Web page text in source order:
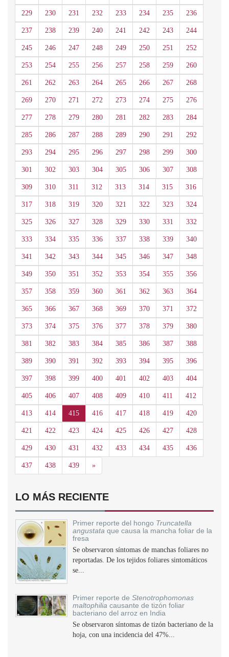
229 230 231 232 233 234 235 236
237 238 239 240 241 242 243 244
245 246 247 248 249 250 251 252
253 254 255 256 257 258 259 260
261 262 263 264 265 266 267 268
269 270 271 272 273 274 275 276
277 278 279 280 281 282 283 284
285 286 287 288 289 290 291 292
293 294 295 296 297 298 299 300
301 302 303 304 305 306 307 308
309 310 311 312 313 314 315 316
317 318 319 320 321 322 323 324
325 326 327 328 329 330 331 332
333 334 335 336 337 338 339 340
341 342 343 344 345 346 347 348
349 350 351 352 353 354 355 356
357 358 359 360 361 362 363 364
365 366 367 368 369 370 371 372
373 374 375 376 377 378 379 380
381 382 383 384 385 386 387 388
389 390 391 392 393 394 395 396
397 398 399 400 401 402 403 404
405 406 407 408 409 410 411 412
413 414 415 416 417 418 419 420
421 422 423 424 425 426 427 428
429 430 431 432 433 434 435 436
437 438 439 »Siguiente
LO MÁS RECIENTE
Primer reporte del hongo Truncatella
angustata que causa la mancha foliar de la
fresa
Se observaron síntomas de manchas foliares no
reportadas. De los tejidos foliares sintomáticos
se...
Primer reporte de Stenotrophomonas
maltophilia causante de tizón foliar
bacteriano del arroz en India
Se observaron síntomas de tizón bacteriano de la
hoja, con una incidencia del 47%...